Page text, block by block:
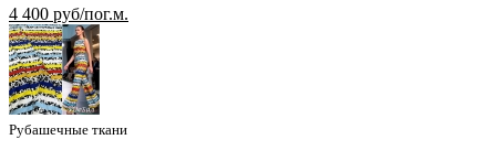
4 400 руб/пог.м.
Рубашечные ткани